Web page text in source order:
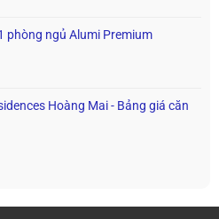
phòng ngủ Alumi Premium
Hoàng Mai - Bảng giá căn